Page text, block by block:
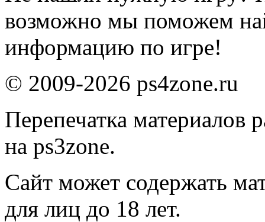
возможно мы поможем
информацию по игре!
© 2009-2026 ps4zone.ru
Перепечатка материалов
на ps3zone.
Сайт может содержать
для лиц до 18 лет.